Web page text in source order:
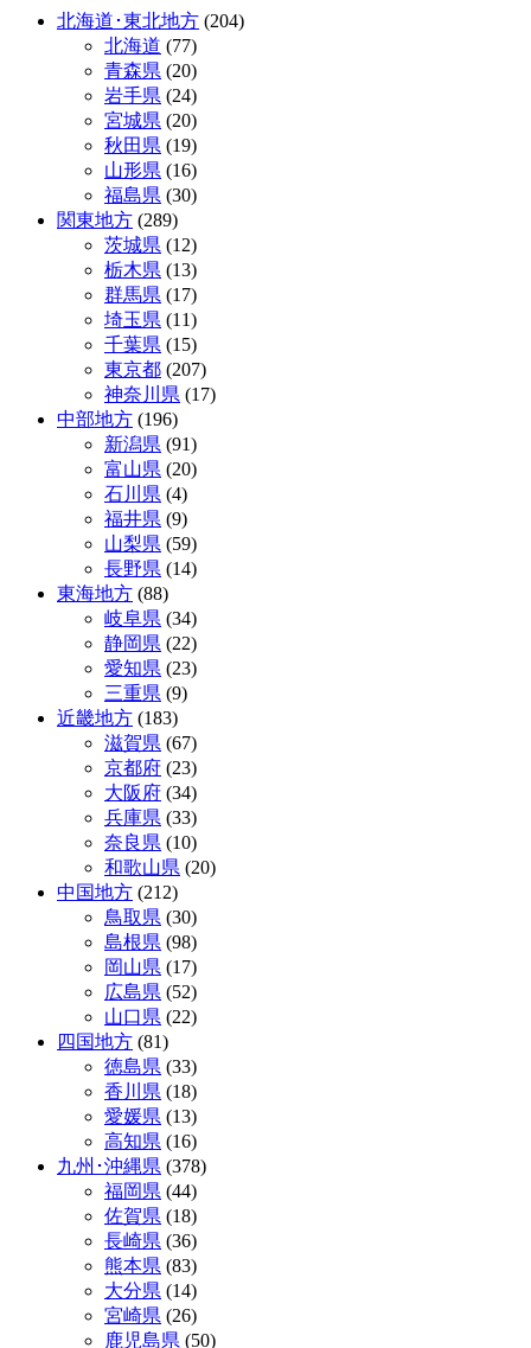
北海道･東北地方 (204)
北海道 (77)
青森県 (20)
岩手県 (24)
宮城県 (20)
秋田県 (19)
山形県 (16)
福島県 (30)
関東地方 (289)
茨城県 (12)
栃木県 (13)
群馬県 (17)
埼玉県 (11)
千葉県 (15)
東京都 (207)
神奈川県 (17)
中部地方 (196)
新潟県 (91)
富山県 (20)
石川県 (4)
福井県 (9)
山梨県 (59)
長野県 (14)
東海地方 (88)
岐阜県 (34)
静岡県 (22)
愛知県 (23)
三重県 (9)
近畿地方 (183)
滋賀県 (67)
京都府 (23)
大阪府 (34)
兵庫県 (33)
奈良県 (10)
和歌山県 (20)
中国地方 (212)
鳥取県 (30)
島根県 (98)
岡山県 (17)
広島県 (52)
山口県 (22)
四国地方 (81)
徳島県 (33)
香川県 (18)
愛媛県 (13)
高知県 (16)
九州･沖縄県 (378)
福岡県 (44)
佐賀県 (18)
長崎県 (36)
熊本県 (83)
大分県 (14)
宮崎県 (26)
鹿児島県 (50)